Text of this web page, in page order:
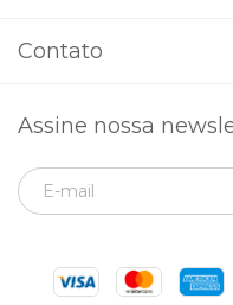
Contato
Assine nossa